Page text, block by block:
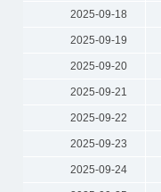
2025-09-18
2025-09-19
2025-09-20
2025-09-21
2025-09-22
2025-09-23
2025-09-24